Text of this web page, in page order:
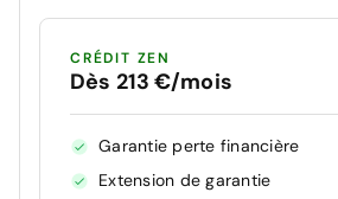
CRÉDIT ZEN
Dès 213 €/mois
Garantie perte financière
Extension de garantie